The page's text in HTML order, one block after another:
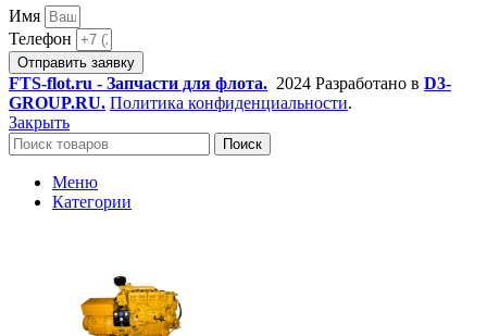
Имя
Телефон
Отправить заявку
FTS-flot.ru - Запчасти для флота. 2024 Разработано в D3-
GROUP.RU. Политика конфиденциальности.
Закрыть
Поиск
Меню
Категории